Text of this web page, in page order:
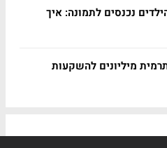
נכנסים לתמונה: איך
מיליונים להשקעות